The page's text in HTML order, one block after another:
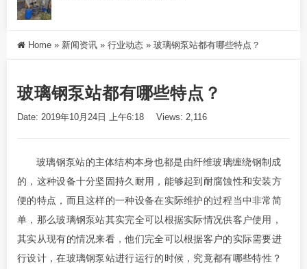
Home » 新闻资讯 » 行业动态 » 玻璃钢泵站都有哪些特点？
玻璃钢泵站都有哪些特点？
Date: 2019年10月24日 上午6:18 Views: 2,116
玻璃钢泵站的主体结构本身也都是由纤维玻璃缠绕钢制成
的，这种设备十分坚固持久耐用，能够起到耐腐蚀性和安装方
便的特点，而且这样的一种设备在实际维护的过程当中非常简
单，那么玻璃钢泵站其实完全可以根据实际情况供客户使用，
其实从现有的情况来看，他们完全可以根据客户的实际需要进
行设计，在玻璃钢泵站进行运行的时候，究竟都有哪些特性？